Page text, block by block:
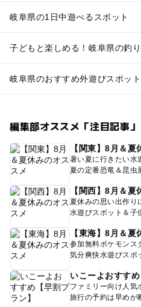
岐阜県の1日中遊べるスポット
子どもと楽しめる！岐阜県の釣
岐阜県のおすすめ外遊びスポット
編集部オススメ「注目記事」
【関東】8月＆夏
暑い夏に行きたい水
夏の定番恐竜＆昆虫
【関西】8月＆夏
夏休みの思い出作り
水遊びスポット＆子
【東海】8月＆夏
参加無料ポケモンス
気分爽快水遊びスポ
いこーよおすすめ
ファミリー向け人気
旅行の予約は早めが